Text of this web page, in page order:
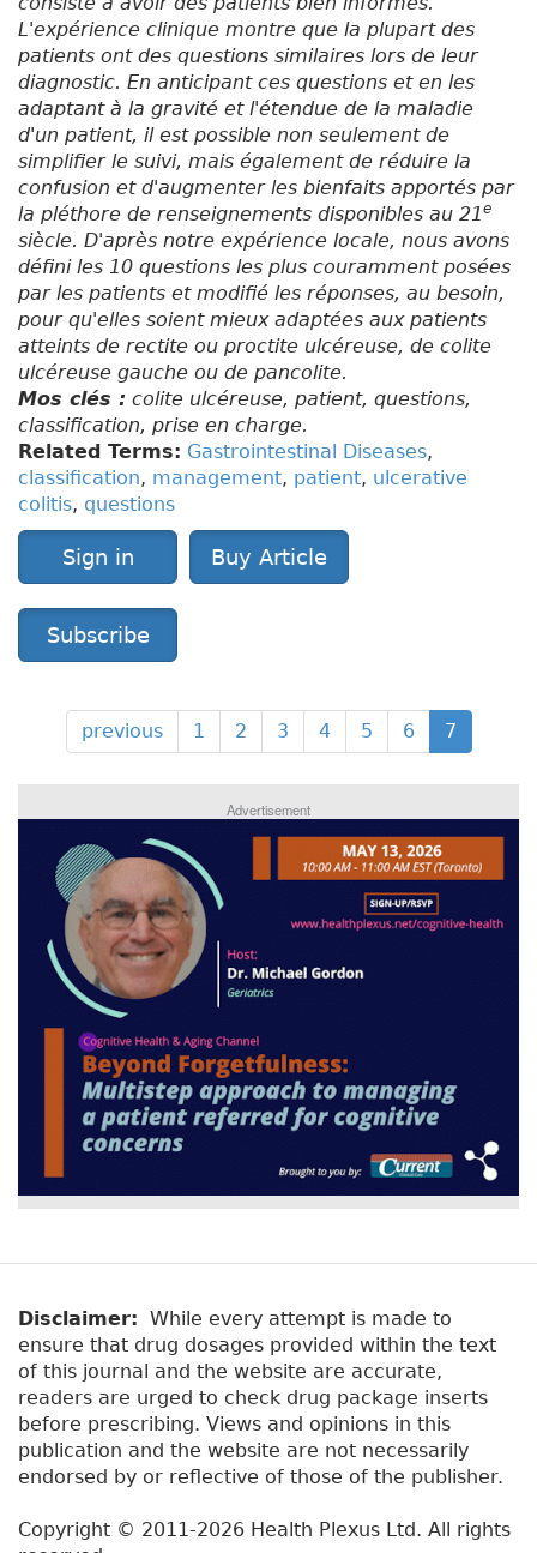
L'expérience clinique montre que la plupart des
patients ont des questions similaires lors de leur
diagnostic. En anticipant ces questions et en les
adaptant à la gravité et l'étendue de la maladie
d'un patient, il est possible non seulement de
simplifier le suivi, mais également de réduire la
confusion et d'augmenter les bienfaits apportés par
la pléthore de renseignements disponibles au 21e
siècle. D'après notre expérience locale, nous avons
défini les 10 questions les plus couramment posées
par les patients et modifié les réponses, au besoin,
pour qu'elles soient mieux adaptées aux patients
atteints de rectite ou proctite ulcéreuse, de colite
ulcéreuse gauche ou de pancolite.
Mos clés : colite ulcéreuse, patient, questions,
classification, prise en charge.
Related Terms: Gastrointestinal Diseases,
classification, management, patient, ulcerative
colitis, questions
Sign in Buy Article
Subscribe
previous 1 2 3 4 5 6 7
Advertisement
Disclaimer: While every attempt is made to
ensure that drug dosages provided within the text
of this journal and the website are accurate,
readers are urged to check drug package inserts
before prescribing. Views and opinions in this
publication and the website are not necessarily
endorsed by or reflective of those of the publisher.
Copyright © 2011-2026 Health Plexus Ltd. All rights